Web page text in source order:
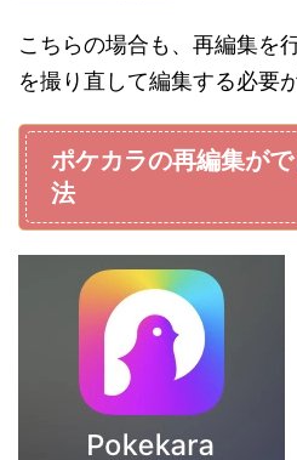
こちらの場合も、再編集を
を撮り直して編集する必要
ポケカラの再編集が
法